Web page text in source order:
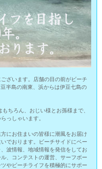
ざいます。店舗の目の前がビーチ
半島の南東、浜からは伊豆七島の
ちろん、おじい様とお孫様まで、
っしゃいます。
にお住まいの皆様に潮風をお届け
でおります。ビーチサイドにベー
波情報、地域情報を発信をしてお
、コンテストの運営、サーフボー
やビーチライフを積極的にサポー